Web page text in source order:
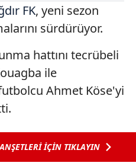
FK, yeni sezon
sürdürüyor.
hattını tecrübeli
ile
Ahmet Köse'yi
İÇİN TIKLAYIN